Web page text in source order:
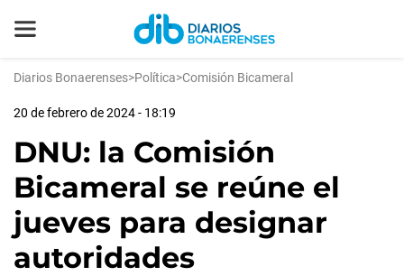
Diarios Bonaerenses>Política>Comisión Bicameral
20 de febrero de 2024 - 18:19
DNU: la Comisión
Bicameral se reúne el
jueves para designar
autoridades